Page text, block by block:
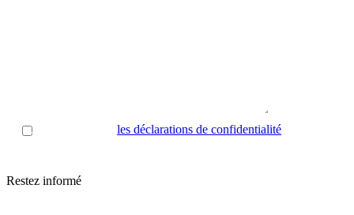
J’ai lu et accepté les déclarations de confidentialité
Restez informé